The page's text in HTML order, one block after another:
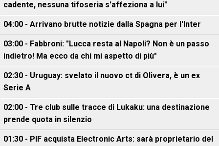
cadente, nessuna tifoseria s'affeziona a lui"
04:00 - Arrivano brutte notizie dalla Spagna per l'Inter
03:00 - Fabbroni: "Lucca resta al Napoli? Non è un passo
indietro! Ma ecco da chi mi aspetto di più"
02:30 - Uruguay: svelato il nuovo ct di Olivera, è un ex
Serie A
02:00 - Tre club sulle tracce di Lukaku: una destinazione
prende quota in silenzio
01:30 - PIF acquista Electronic Arts: sarà proprietario del